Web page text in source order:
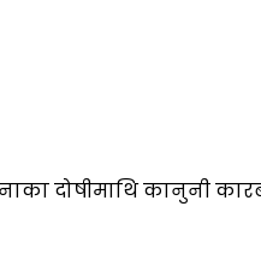
दोषीमाथि कानुनी